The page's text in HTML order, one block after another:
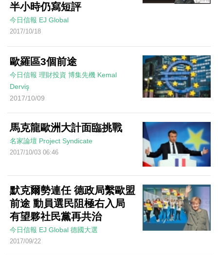
半小時仍寫短評
今日信報 EJ Global
2017/10/18
歐羅區3個前途
今日信報 理財投資 博集先機 Kemal
Derviş
2017/10/09
馬克龍歐洲大計面臨挑戰
名家論壇 Project Syndicate
2017/10/03 06:46
默克爾勢連任 德政局繫歐盟
前途 動員選民阻極右入局
有望夥社民黨再共治
今日信報 EJ Global 德國大選
2017/09/22